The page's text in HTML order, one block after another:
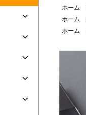
ホーム
ホーム
ホーム